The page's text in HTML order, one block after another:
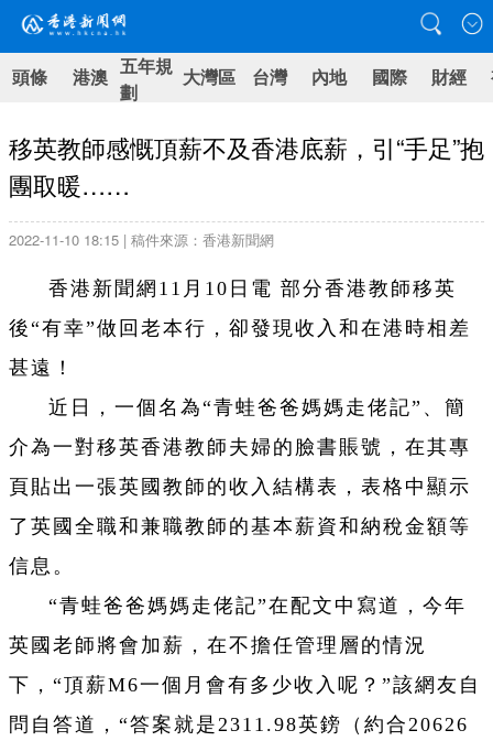
頭條 港澳 五年規
劃
大灣區 台灣 內地 國際 財經
移英教師感慨頂薪不及香港底薪，引“手足”抱
團取暖……
2022-11-10 18:15 | 稿件來源：香港新聞網
香港新聞網11月10日電 部分香港教師移英
後“有幸”做回老本行，卻發現收入和在港時相差
甚遠！
近日，一個名為“青蛙爸爸媽媽走佬記”、簡
介為一對移英香港教師夫婦的臉書賬號，在其專
頁貼出一張英國教師的收入結構表，表格中顯示
了英國全職和兼職教師的基本薪資和納稅金額等
信息。
“青蛙爸爸媽媽走佬記”在配文中寫道，今年
英國老師將會加薪，在不擔任管理層的情況
下，“頂薪M6一個月會有多少收入呢？”該網友自
問自答道，“答案就是2311.98英鎊（約合20626